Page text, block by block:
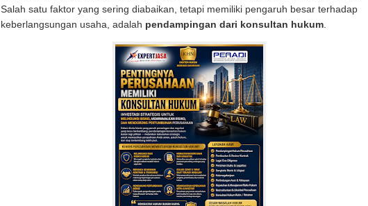
Salah satu faktor yang sering diabaikan, tetapi memiliki pengaruh besar terhadap
keberlangsungan usaha, adalah pendampingan dari konsultan hukum.